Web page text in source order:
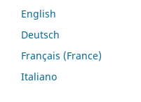
English
Deutsch
Français (France)
Italiano